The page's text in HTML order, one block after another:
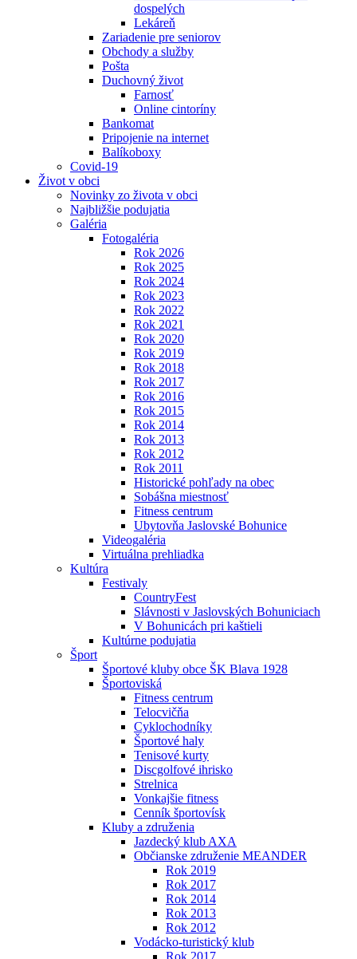
dospelých
Lekáreň
Zariadenie pre seniorov
Obchody a služby
Pošta
Duchovný život
Farnosť
Online cintoríny
Bankomat
Pripojenie na internet
Balíkoboxy
Covid-19
Život v obci
Novinky zo života v obci
Najbližšie podujatia
Galéria
Fotogaléria
Rok 2026
Rok 2025
Rok 2024
Rok 2023
Rok 2022
Rok 2021
Rok 2020
Rok 2019
Rok 2018
Rok 2017
Rok 2016
Rok 2015
Rok 2014
Rok 2013
Rok 2012
Rok 2011
Historické pohľady na obec
Sobášna miestnosť
Fitness centrum
Ubytovňa Jaslovské Bohunice
Videogaléria
Virtuálna prehliadka
Kultúra
Festivaly
CountryFest
Slávnosti v Jaslovských Bohuniciach
V Bohunicách pri kaštieli
Kultúrne podujatia
Šport
Športové kluby obce ŠK Blava 1928
Športoviská
Fitness centrum
Telocvičňa
Cyklochodníky
Športové haly
Tenisové kurty
Discgolfové ihrisko
Strelnica
Vonkajšie fitness
Cenník športovísk
Kluby a združenia
Jazdecký klub AXA
Občianske združenie MEANDER
Rok 2019
Rok 2017
Rok 2014
Rok 2013
Rok 2012
Vodácko-turistický klub
Rok 2017